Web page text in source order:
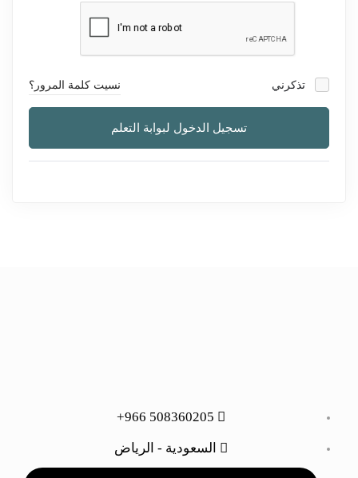
تذكرني نسيت كلمة المرور؟
تسجيل الدخول لبوابة التعلم
508360205 966+
السعودية - الرياض